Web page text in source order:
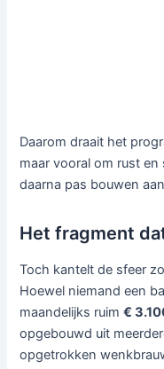
Daarom draait het
maar vooral om rust
daarna pas bouwen
Het fragment
Toch kantelt de sfeer
Hoewel niemand een
maandelijks ruim€
opgebouwd uit
opgetrokken